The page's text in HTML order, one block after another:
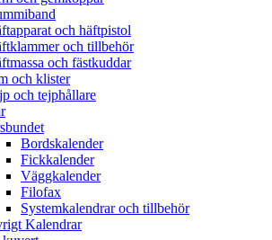
och häftpistol
och tillbehör
och fästkuddar
och klister
och tejphållare
Bordskalender
Fickkalender
Väggkalender
Filofax
Systemkalendrar och tillbehör
Kalendrar